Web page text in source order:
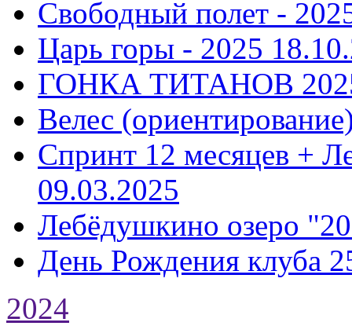
Свободный полет -
Царь горы - 2025
ГОНКА ТИТАНОВ
Велес
Спринт 12 месяцев +
09.03.2025
Лебёдушкино озеро
День Рождения клуба
2024